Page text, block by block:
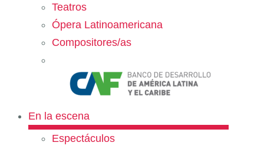
Teatros
Ópera Latinoamericana
Compositores/as
En la escena
Espectáculos